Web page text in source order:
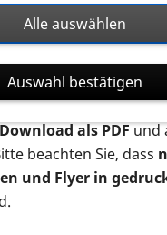
den Formatfilter, um
Broschüren, Audios
Flyer und
Formaten angeboten:
als
Download als PDFund
beachten Sie, dass
und Flyer in
Alle auswählen
Auswahl bestätigen